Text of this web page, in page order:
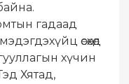
гадаад
өсөхөд
хүчин
Хятад,